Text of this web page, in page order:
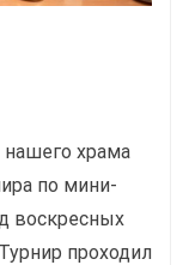
храма
по мини-
воскресных
проходил